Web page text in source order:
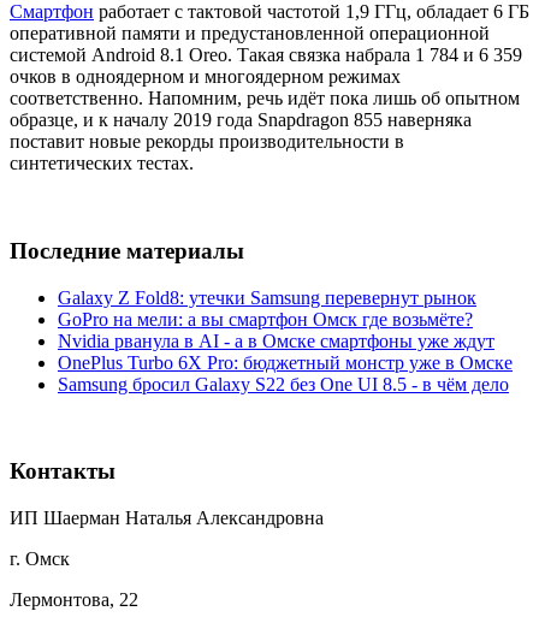
Смартфон работает с тактовой частотой 1,9 ГГц, обладает 6 ГБ
оперативной памяти и предустановленной операционной
системой Android 8.1 Oreo. Такая связка набрала 1 784 и 6 359
очков в одноядерном и многоядерном режимах
соответственно. Напомним, речь идёт пока лишь об опытном
образце, и к началу 2019 года Snapdragon 855 наверняка
поставит новые рекорды производительности в
синтетических тестах.
Последние материалы
Galaxy Z Fold8: утечки Samsung перевернут рынок
GoPro на мели: а вы смартфон Омск где возьмёте?
Nvidia рванула в AI - а в Омске смартфоны уже ждут
OnePlus Turbo 6X Pro: бюджетный монстр уже в Омске
Samsung бросил Galaxy S22 без One UI 8.5 - в чём дело
Контакты
ИП Шаерман Наталья Александровна
г. Омск
Лермонтова, 22